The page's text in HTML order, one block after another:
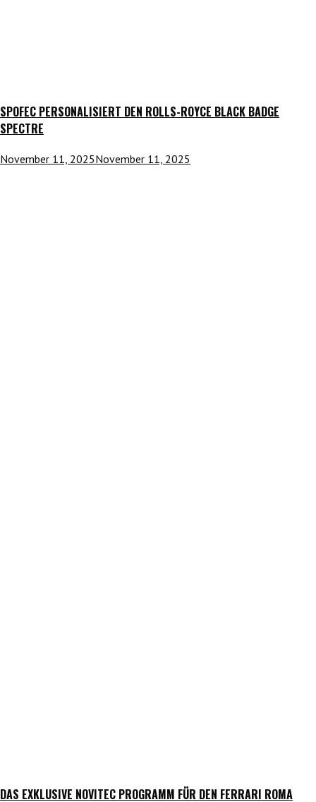
SPOFEC PERSONALISIERT DEN ROLLS-ROYCE BLACK BADGE
SPECTRE
November 11, 2025November 11, 2025
DAS EXKLUSIVE NOVITEC PROGRAMM FÜR DEN FERRARI ROMA